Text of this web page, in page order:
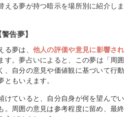
える夢が持つ暗示を場所別に紹介しま
告夢】
る夢は、 他人の評価や意見に影響され
す。夢占いによると、この夢は「周囲
、自分の意見や価値観に基づいて行動
もいえます。
けていると、自分自身が何を望んでい
。周囲の意見は参考程度に留め、最終